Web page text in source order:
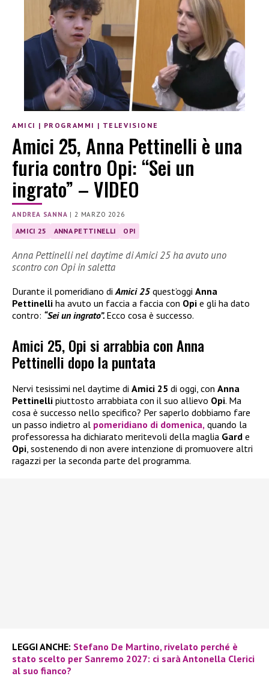
AMICI | PROGRAMMI | TELEVISIONE
Amici 25, Anna Pettinelli è una
furia contro Opi: “Sei un
ingrato” – VIDEO
ANDREA SANNA |2 MARZO 2026
AMICI 25 ANNA PETTINELLI OPI
Anna Pettinelli nel daytime di Amici 25 ha avuto uno
scontro con Opi in saletta
Durante il pomeridiano diAmici 25 quest’oggi Anna
Pettinelli ha avuto un faccia a faccia con Opi e gli ha dato
contro: “Sei un ingrato”. Ecco cosa è successo.
Amici 25, Opi si arrabbia con Anna
Pettinelli dopo la puntata
Nervi tesissimi nel daytime di Amici 25 di oggi, con Anna
Pettinelli piuttosto arrabbiata con il suo allievo Opi. Ma
cosa è successo nello specifico? Per saperlo dobbiamo fare
un passo indietro al pomeridiano di domenica, quando la
professoressa ha dichiarato meritevoli della maglia Gard e
Opi, sostenendo di non avere intenzione di promuovere altri
ragazzi per la seconda parte del programma.
LEGGI ANCHE: Stefano De Martino, rivelato perché è
stato scelto per Sanremo 2027: ci sarà Antonella Clerici
al suo fianco?